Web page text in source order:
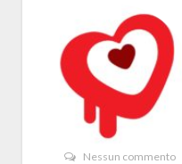
Nessun commento